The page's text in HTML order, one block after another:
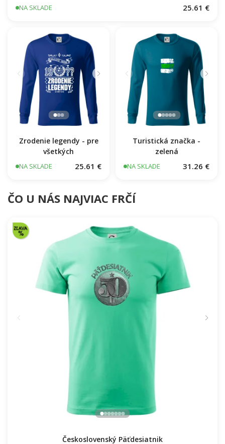
NA SKLADE 25.61 €
Zrodenie legendy - pre
všetkých
NA SKLADE 25.61 €
Turistická značka -
zelená
NA SKLADE 31.26 €
ČO U NÁS NAJVIAC FRČÍ
Československý Päťdesiatnik